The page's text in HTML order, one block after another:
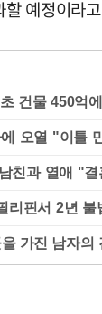
예정이라
건물 450억
오열 "이틀
친과 열애 "
리핀서 2년 불